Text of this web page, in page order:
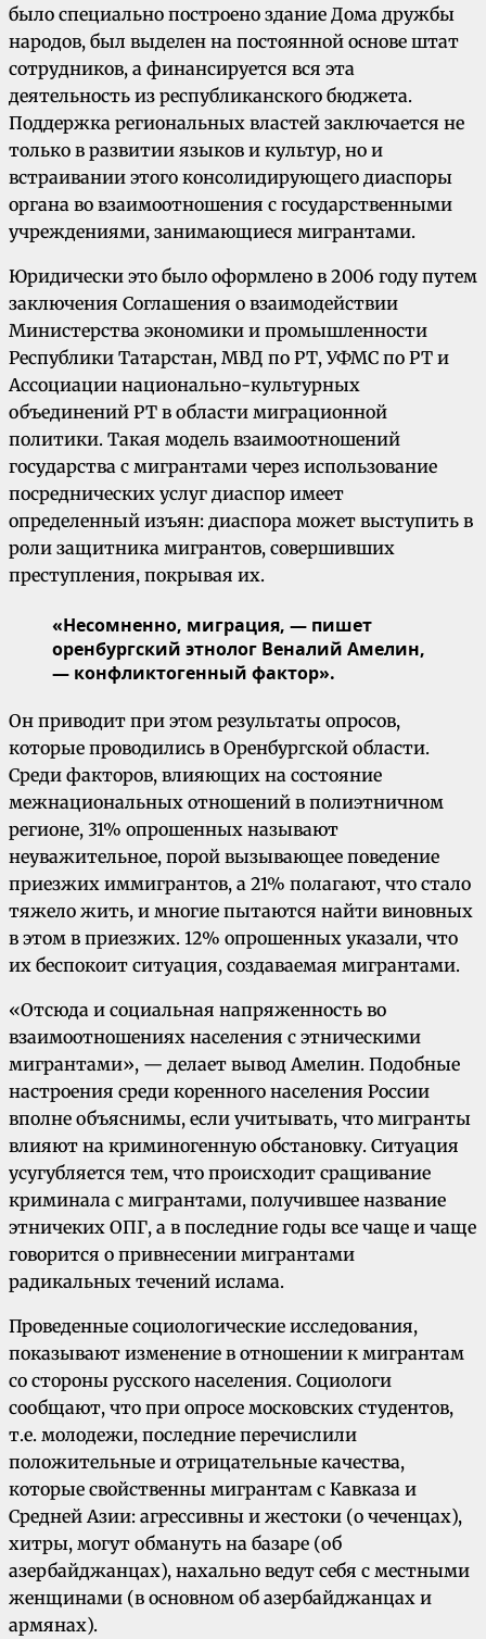
было специально построено здание Дома дружбы
народов, был выделен на постоянной основе штат
сотрудников, а финансируется вся эта
деятельность из республиканского бюджета.
Поддержка региональных властей заключается не
только в развитии языков и культур, но и
встраивании этого консолидирующего диаспоры
органа во взаимоотношения с государственными
учреждениями, занимающиеся мигрантами.
Юридически это было оформлено в 2006 году путем
заключения Соглашения о взаимодействии
Министерства экономики и промышленности
Республики Татарстан, МВД по РТ, УФМС по РТ и
Ассоциации национально-культурных
объединений РТ в области миграционной
политики. Такая модель взаимоотношений
государства с мигрантами через использование
посреднических услуг диаспор имеет
определенный изъян: диаспора может выступить в
роли защитника мигрантов, совершивших
преступления, покрывая их.
«Несомненно, миграция, — пишет
оренбургский этнолог Веналий Амелин,
— конфликтогенный фактор».
Он приводит при этом результаты опросов,
которые проводились в Оренбургской области.
Среди факторов, влияющих на состояние
межнациональных отношений в полиэтничном
регионе, 31% опрошенных называют
неуважительное, порой вызывающее поведение
приезжих иммигрантов, а 21% полагают, что стало
тяжело жить, и многие пытаются найти виновных
в этом в приезжих. 12% опрошенных указали, что
их беспокоит ситуация, создаваемая мигрантами.
«Отсюда и социальная напряженность во
взаимоотношениях населения с этническими
мигрантами», — делает вывод Амелин. Подобные
настроения среди коренного населения России
вполне объяснимы, если учитывать, что мигранты
влияют на криминогенную обстановку. Ситуация
усугубляется тем, что происходит сращивание
криминала с мигрантами, получившее название
этничеких ОПГ, а в последние годы все чаще и чаще
говорится о привнесении мигрантами
радикальных течений ислама.
Проведенные социологические исследования,
показывают изменение в отношении к мигрантам
со стороны русского населения. Социологи
сообщают, что при опросе московских студентов,
т.е. молодежи, последние перечислили
положительные и отрицательные качества,
которые свойственны мигрантам с Кавказа и
Средней Азии: агрессивны и жестоки (о чеченцах),
хитры, могут обмануть на базаре (об
азербайджанцах), нахально ведут себя с местными
женщинами (в основном об азербайджанцах и
армянах).